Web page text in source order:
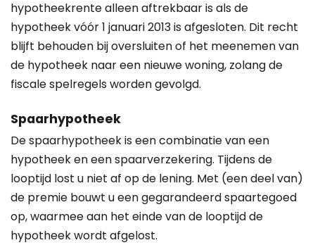
hypotheekrente alleen aftrekbaar is als de
hypotheek vóór 1 januari 2013 is afgesloten. Dit recht
blijft behouden bij oversluiten of het meenemen van
de hypotheek naar een nieuwe woning, zolang de
fiscale spelregels worden gevolgd.
Spaarhypotheek
De spaarhypotheek is een combinatie van een
hypotheek en een spaarverzekering. Tijdens de
looptijd lost u niet af op de lening. Met (een deel van)
de premie bouwt u een gegarandeerd spaartegoed
op, waarmee aan het einde van de looptijd de
hypotheek wordt afgelost.